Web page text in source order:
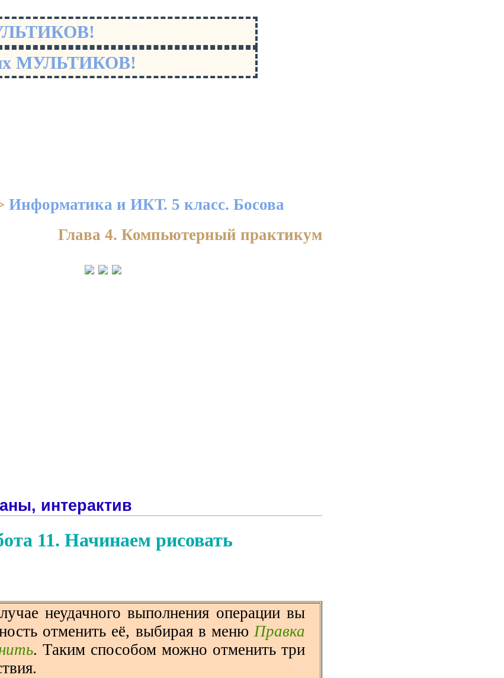
МУЛЬТИКОВ!
Информатика и ИКТ. 5 класс. Босова
Глава 4. Компьютерный практикум
интерактив
11. Начинаем рисовать
неудачного выполнения операции вы
отменить её, выбирая в меню Правка
. Таким способом можно отменить три